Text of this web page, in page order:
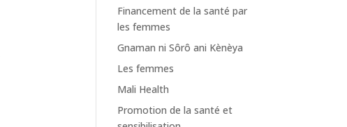
Financement de la santé par
les femmes
Gnaman ni Sôrô ani Kènèya
Les femmes
Mali Health
Promotion de la santé et